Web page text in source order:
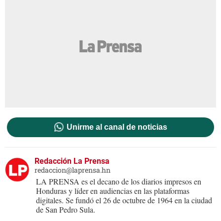
Unirme al canal de noticias
Redacción La Prensa
redaccion@laprensa.hn
LA PRENSA es el decano de los diarios impresos en
Honduras y líder en audiencias en las plataformas
digitales. Se fundó el 26 de octubre de 1964 en la ciudad
de San Pedro Sula.